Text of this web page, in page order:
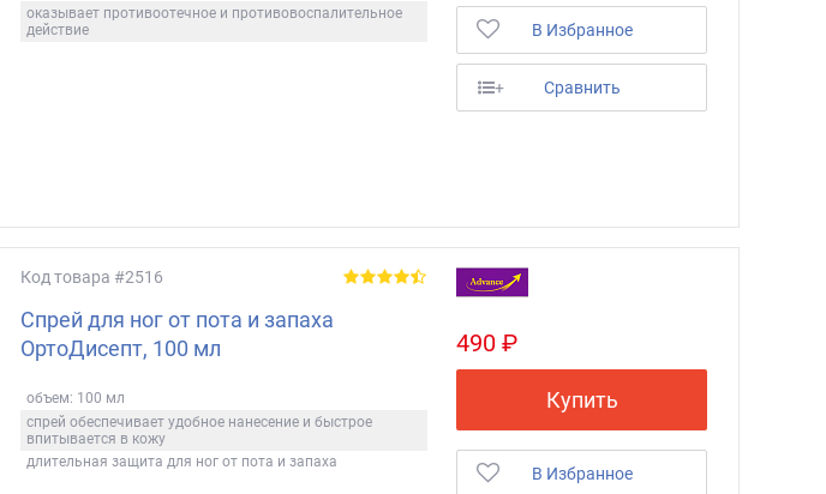
оказывает противоотечное и противовоспалительное
действие
В Избранное
+ Сравнить
Код товара #2516
Спрей для ног от пота и запаха
OртоДисепт, 100 мл
объем: 100 мл
спрей обеспечивает удобное нанесение и быстрое
впитывается в кожу
длительная защита для ног от пота и запаха
490 ₽
Купить
В Избранное